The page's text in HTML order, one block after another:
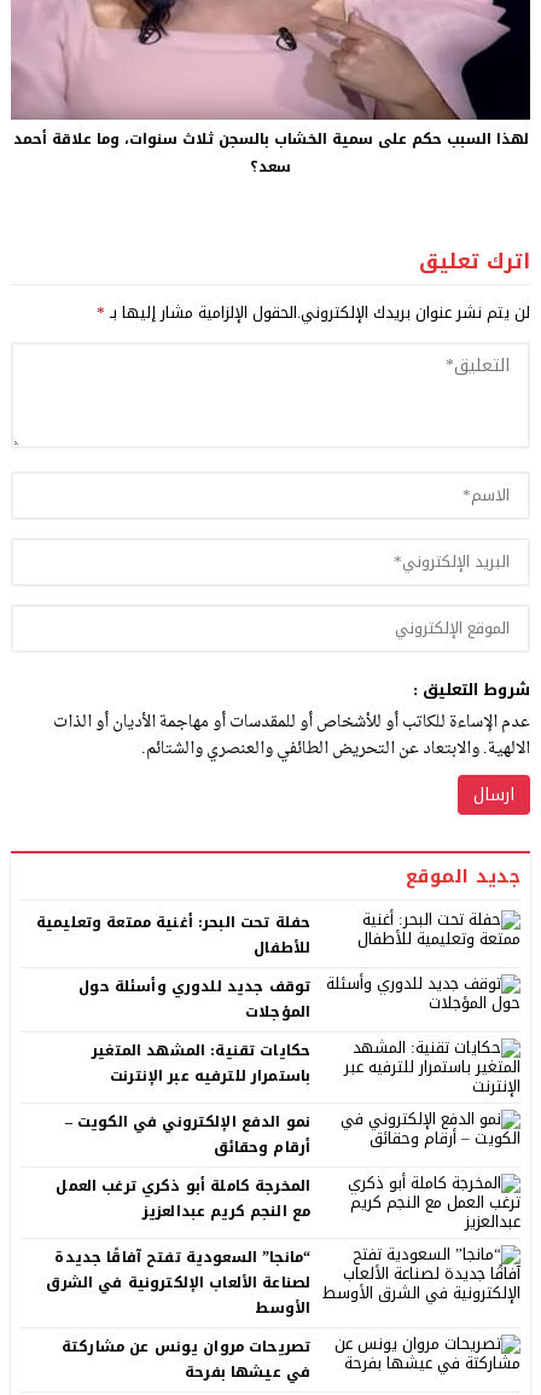
لهذا السبب حكم على سمية الخشاب بالسجن ثلاث سنوات، وما علاقة أحمد
سعد؟
اترك تعليق
لن يتم نشر عنوان بريدك الإلكتروني.الحقول الإلزامية مشار إليها بـ*
شروط التعليق :
عدم الإساءة للكاتب أو للأشخاص أو للمقدسات أو مهاجمة الأديان أو الذات
الالهية. والابتعاد عن التحريض الطائفي والعنصري والشتائم.
جديد الموقع
حفلة تحت البحر: أغنية ممتعة وتعليمية
للأطفال
توقف جديد للدوري وأسئلة حول
المؤجلات
حكايات تقنية: المشهد المتغير
باستمرار للترفيه عبر الإنترنت
نمو الدفع الإلكتروني في الكويت –
أرقام وحقائق
المخرجة كاملة أبو ذكري ترغب العمل
مع النجم كريم عبدالعزيز
“مانجا” السعودية تفتح آفاقًا جديدة
لصناعة الألعاب الإلكترونية في الشرق
الأوسط
تصريحات مروان يونس عن مشاركتة
في عيشها بفرحة